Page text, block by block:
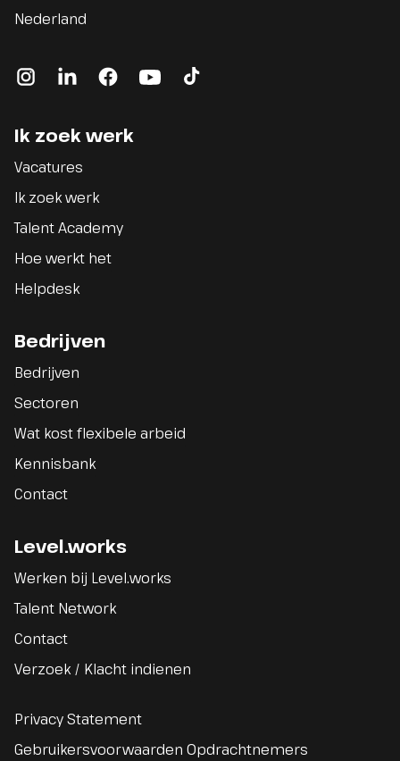
Nederland
instagram
linkedin facebookyoutube
Ik zoek werk
Vacatures
Ik zoek werk
Talent Academy
Hoe werkt het
Helpdesk
Bedrijven
Bedrijven
Sectoren
Wat kost flexibele arbeid
Kennisbank
Contact
Level.works
Werken bij Level.works
Talent Network
Contact
Verzoek / Klacht indienen
Privacy Statement
Gebruikersvoorwaarden Opdrachtnemers